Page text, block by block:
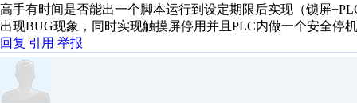
高手有时间是否能出一个脚本运行到设定期限后实现（锁屏
出现BUG现象，同时实现触摸屏停用并且PLC内做一个安全停
回复 引用 举报